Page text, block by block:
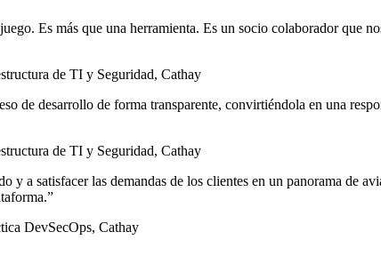
Es más que una herramienta. Es un socio colaborador que
de TI y Seguridad, Cathay
de desarrollo de forma transparente, convirtiéndola en una
de TI y Seguridad, Cathay
y a satisfacer las demandas de los clientes en un panorama de
”
DevSecOps, Cathay